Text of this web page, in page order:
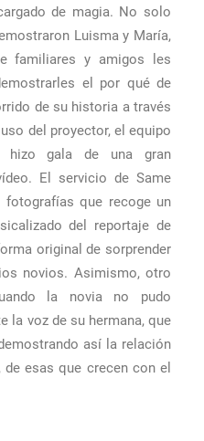
de magia. No solo
Luisma y María,
familiares y amigos les
el por qué de
de su historia a través
del proyector, el equipo
hizo gala de una gran
El servicio de Same
que recoge un
del reportaje de
original de sorprender
novios. Asimismo, otro
la novia no pudo
la voz de su hermana, que
así la relación
esas que crecen con el